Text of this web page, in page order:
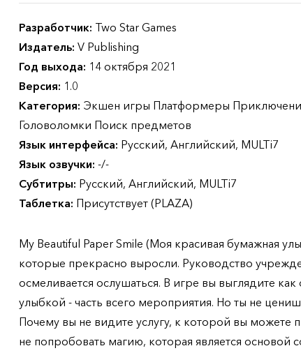
Разработчик: Two Star Games
Издатель: V Publishing
Год выхода: 14 октября 2021
Версия: 1.0
Категория: Экшен игры Платформеры
Головоломки Поиск предметов
Язык интерфейса: Русский, Английский, MULTi7
Язык озвучки: -/-
Субтитры: Русский, Английский, MULTi7
Таблетка: Присутствует (PLAZA)
My Beautiful Paper Smile (Моя красивая бумажная
которые прекрасно выросли. Руководство
осмеливается ослушаться. В игре вы выглядите
улыбкой - часть всего мероприятия. Но ты не
Почему вы не видите услугу, к которой вы можете
не попробовать магию, которая является основой